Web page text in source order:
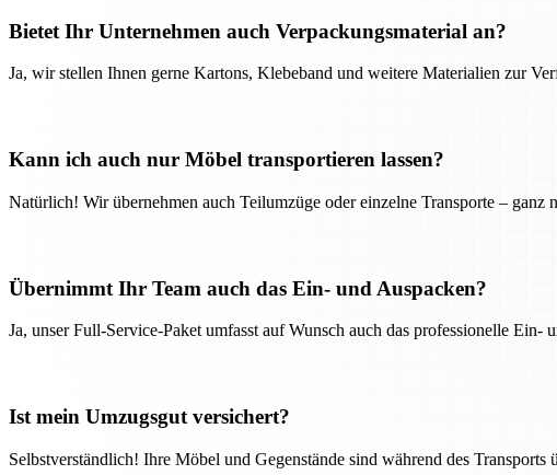
Bietet Ihr Unternehmen auch Verpackungsmaterial an?
Ja, wir stellen Ihnen gerne Kartons, Klebeband und weitere Materialien zur
Kann ich auch nur Möbel transportieren lassen?
Natürlich! Wir übernehmen auch Teilumzüge oder einzelne Transporte – ganz
Übernimmt Ihr Team auch das Ein- und Auspacken?
Ja, unser Full-Service-Paket umfasst auf Wunsch auch das professionelle Ein-
Ist mein Umzugsgut versichert?
Selbstverständlich! Ihre Möbel und Gegenstände sind während des Transports